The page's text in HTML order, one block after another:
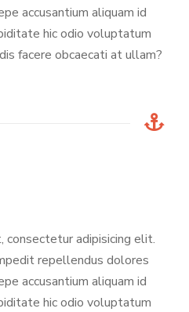
accusantium aliquam id
hic odio voluptatum
facere obcaecati at ullam?
consectetur adipisicing elit.
repellendus dolores
accusantium aliquam id
hic odio voluptatum